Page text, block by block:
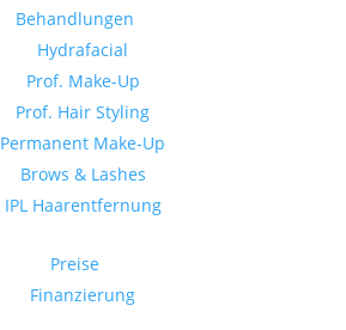
Behandlungen
Hydrafacial
Prof. Make-Up
Prof. Hair Styling
Permanent Make-Up
Brows & Lashes
IPL Haarentfernung
Preise
Finanzierung